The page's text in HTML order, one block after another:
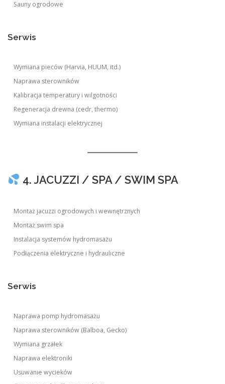
Sauny ogrodowe
Serwis
Wymiana pieców (Harvia, HUUM, itd.)
Naprawa sterowników
Kalibracja temperatury i wilgotności
Regeneracja drewna (cedr, thermo)
Wymiana instalacji elektrycznej
4. JACUZZI / SPA / SWIM SPA
Montaż jacuzzi ogrodowych i wewnętrznych
Montaż swim spa
Instalacja systemów hydromasażu
Podłączenia elektryczne i hydrauliczne
Serwis
Naprawa pomp hydromasażu
Naprawa sterowników (Balboa, Gecko)
Wymiana grzałek
Naprawa elektroniki
Usuwanie wycieków